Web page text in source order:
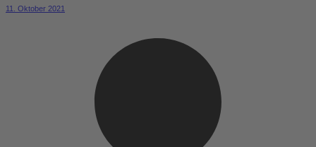
11. Oktober 2021